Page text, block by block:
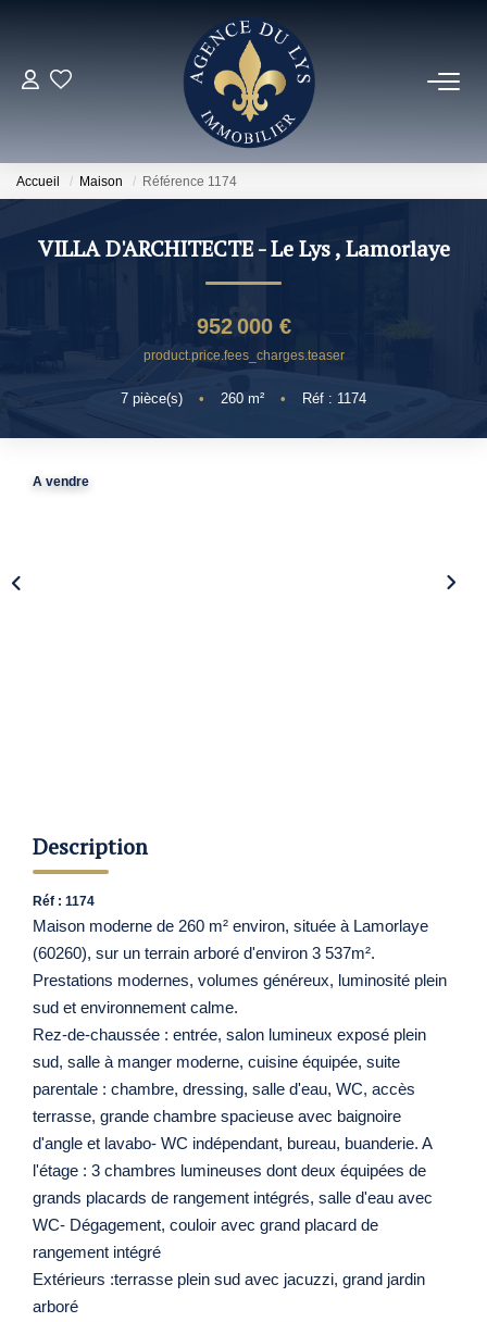
ACHETER
Louer
NOS NOUVEAUTÉS
ESTIMER
NOS AGENCES
Accueil Maison Référence 1174
VILLA D'ARCHITECTE - Le Lys,Lamorlaye
952 000 €
product.price.fees_charges.teaser
7 pièce(s) • 260 m² • Réf : 1174
A vendre
Description
Réf : 1174
Maison moderne de 260 m² environ, située à Lamorlaye
(60260), sur un terrain arboré d'environ 3 537m².
Prestations modernes, volumes généreux, luminosité plein
sud et environnement calme.
Rez-de-chaussée : entrée, salon lumineux exposé plein
sud, salle à manger moderne, cuisine équipée, suite
parentale : chambre, dressing, salle d'eau, WC, accès
terrasse, grande chambre spacieuse avec baignoire
d'angle et lavabo- WC indépendant, bureau, buanderie. A
l'étage : 3 chambres lumineuses dont deux équipées de
grands placards de rangement intégrés, salle d'eau avec
WC- Dégagement, couloir avec grand placard de
rangement intégré
Extérieurs :terrasse plein sud avec jacuzzi, grand jardin
arboré